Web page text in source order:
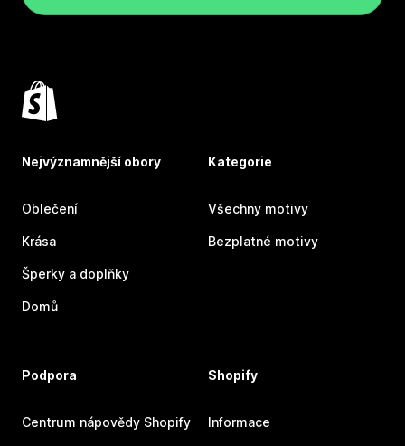
Nejvýznamnější obory
Oblečení
Krása
Šperky a doplňky
Domů
Kategorie
Všechny motivy
Bezplatné motivy
Podpora
Centrum nápovědy Shopify
Shopify
Informace